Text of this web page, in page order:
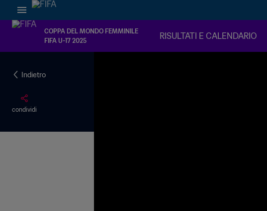
COPPA DEL MONDO FEMMINILE
FIFA U-17 2025
RISULTATI E CALENDARIO
Indietro
condividi